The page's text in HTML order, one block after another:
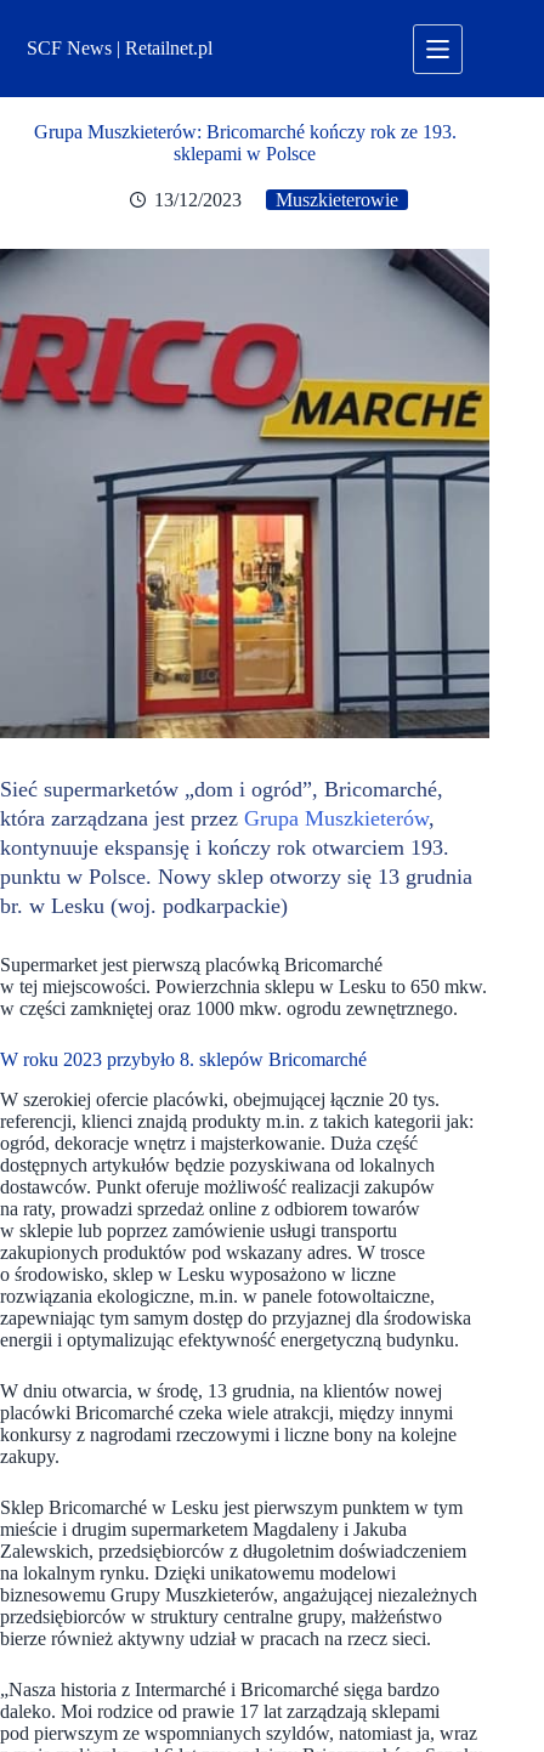
treściSCF News | Retailnet.pl
Grupa Muszkieterów: Bricomarché kończy rok ze 193.
sklepami w Polsce
13/12/2023 Muszkieterowie
Sieć supermarketów „dom i ogród”, Bricomarché,
która zarządzana jest przez Grupa Muszkieterów,
kontynuuje ekspansję i kończy rok otwarciem 193.
punktu w Polsce. Nowy sklep otworzy się 13 grudnia
br. w Lesku (woj. podkarpackie)
Supermarket jest pierwszą placówką Bricomarché
w tej miejscowości. Powierzchnia sklepu w Lesku to 650 mkw.
w części zamkniętej oraz 1000 mkw. ogrodu zewnętrznego.
W roku 2023 przybyło 8. sklepów Bricomarché
W szerokiej ofercie placówki, obejmującej łącznie 20 tys.
referencji, klienci znajdą produkty m.in. z takich kategorii jak:
ogród, dekoracje wnętrz i majsterkowanie. Duża część
dostępnych artykułów będzie pozyskiwana od lokalnych
dostawców. Punkt oferuje możliwość realizacji zakupów
na raty, prowadzi sprzedaż online z odbiorem towarów
w sklepie lub poprzez zamówienie usługi transportu
zakupionych produktów pod wskazany adres. W trosce
o środowisko, sklep w Lesku wyposażono w liczne
rozwiązania ekologiczne, m.in. w panele fotowoltaiczne,
zapewniając tym samym dostęp do przyjaznej dla środowiska
energii i optymalizując efektywność energetyczną budynku.
W dniu otwarcia, w środę, 13 grudnia, na klientów nowej
placówki Bricomarché czeka wiele atrakcji, między innymi
konkursy z nagrodami rzeczowymi i liczne bony na kolejne
zakupy.
Sklep Bricomarché w Lesku jest pierwszym punktem w tym
mieście i drugim supermarketem Magdaleny i Jakuba
Zalewskich, przedsiębiorców z długoletnim doświadczeniem
na lokalnym rynku. Dzięki unikatowemu modelowi
biznesowemu Grupy Muszkieterów, angażującej niezależnych
przedsiębiorców w struktury centralne grupy, małżeństwo
bierze również aktywny udział w pracach na rzecz sieci.
„Nasza historia z Intermarché i Bricomarché sięga bardzo
daleko. Moi rodzice od prawie 17 lat zarządzają sklepami
pod pierwszym ze wspomnianych szyldów, natomiast ja, wraz